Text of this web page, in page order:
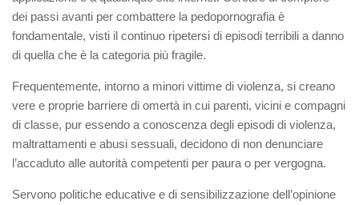
dei passi avanti per combattere la pedopornografia è
fondamentale, visti il continuo ripetersi di episodi terribili a danno
di quella che è la categoria più fragile.
Frequentemente, intorno a minori vittime di violenza, si creano
vere e proprie barriere di omertà in cui parenti, vicini e compagni
di classe, pur essendo a conoscenza degli episodi di violenza,
maltrattamenti e abusi sessuali, decidono di non denunciare
l’accaduto alle autorità competenti per paura o per vergogna.
Servono politiche educative e di sensibilizzazione dell’opinione